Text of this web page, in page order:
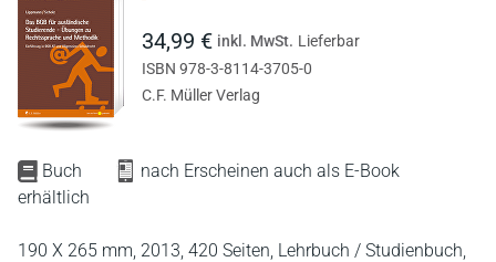
Buch
nach Erscheinen auch als E-Book
erhältlich
190 X 265 mm, 2013, 420 Seiten, Lehrbuch / Studienbuch,
34,99 € inkl. MwSt. Lieferbar
ISBN 978-3-8114-3705-0
C.F. Müller Verlag